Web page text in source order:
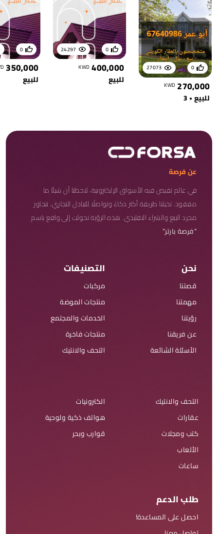
27073 0
270,000
KWD
للبيع • 3
24297 0
400,000
KWD
للبيع
0
350,000
للبيع
عن فرصة
في عالم تفيض فيه الأسواق الإلكترونية، لاحظنا أن شيئًا ما
مفقود. تخيلنا طريقة أكثر ذكاءً وتواصلًا للتبادل التجاري، تتجاوز
مجرد البيع والشراء التقليدي. هذه الرؤية تحولت إلى واقع باسم
“فرصة بارتر”
نحن
قصتنا
مهمتنا
رؤيتنا
عن فريقنا
الأسئلة الشائعة
التصنيفات
مركبات
منتجات الموضة
الخدمات والمجتمع
منتجات فاخرة
التحف والانتيك
التحف والانتيك
عقارات
كتب ومجلات
الألعاب
ساعات
الكترونيات
هواتف ذكية ولوحية
قوارب وبحر
طلب الدعم
احصل على المساعدة!